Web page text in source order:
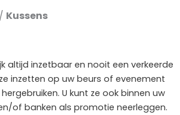
/ Kussens
altijd inzetbaar en nooit een verkeerde
inzetten op uw beurs of evenement
U kunt ze ook binnen uw
of banken als promotie neerleggen.